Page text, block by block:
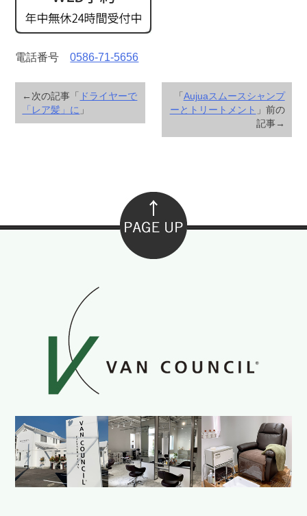
電話番号0586-71-5656
「 Aujuaスムースシャンプ
ーとトリートメント 」前の
記事→
←次の記事「
ドライヤーで
「レア髪」に 」